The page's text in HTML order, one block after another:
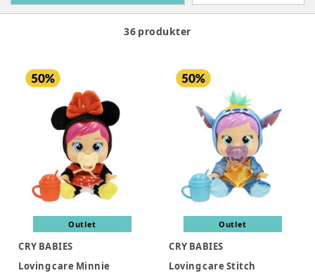
36 produkter
Outlet
CRY BABIES
Loving care Minnie
Outlet
CRY BABIES
Loving care Stitch